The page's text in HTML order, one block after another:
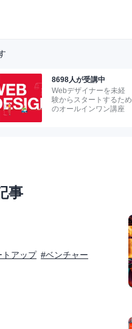
8698人が受講中
Webデザイナーを未経
験からスタートするため
のオールインワン講座
事
トアップ #ベンチャー